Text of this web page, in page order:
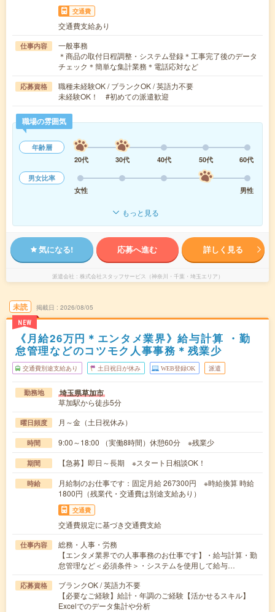
交通費
交通費支給あり
仕事内容
一般事務
＊商品の取付日程調整・システム登録＊工事完了後のデータ
チェック＊簡単な集計業務＊電話応対など
応募資格
職種未経験OK / ブランクOK / 英語力不要
未経験OK！ #初めての派遣歓迎
職場の雰囲気
年齢層
20代
30代 40代 50代
60代
男女比率
女性
男性
もっと見る
気になる! 応募へ進む 詳しく見る
派遣会社 株式会社スタッフサービス（神奈川・千葉・埼玉エリア）
未読
NEW
掲載日 2026/08/05
《月給26万円＊エンタメ業界》給与計算 ・勤
怠管理などのコツモク人事事務＊残業少
交通費別途支給あり 土日祝日が休み WEB登録OK 派遣
勤務地 埼玉県草加市
草加駅から徒歩5分
曜日頻度 月～金（土日祝休み）
時間 9:00～18:00 （実働8時間）休憩60分 ※残業少
期間 【急募】即日～長期 ※スタート日相談OK！
時給
月給制のお仕事です：固定月給 267300円 ※時給換算 時給
1800円（残業代・交通費は別途支給あり）
交通費
交通費規定に基づき交通費支給
仕事内容
総務・人事・労務
【エンタメ業界での人事事務のお仕事です】・給与計算・勤
怠管理など＜必須条件＞・システムを使用して給与…
応募資格
ブランクOK / 英語力不要
【必要なご経験】給計・年調のご経験【活かせるスキル】
Excelでのデータ集計や分析